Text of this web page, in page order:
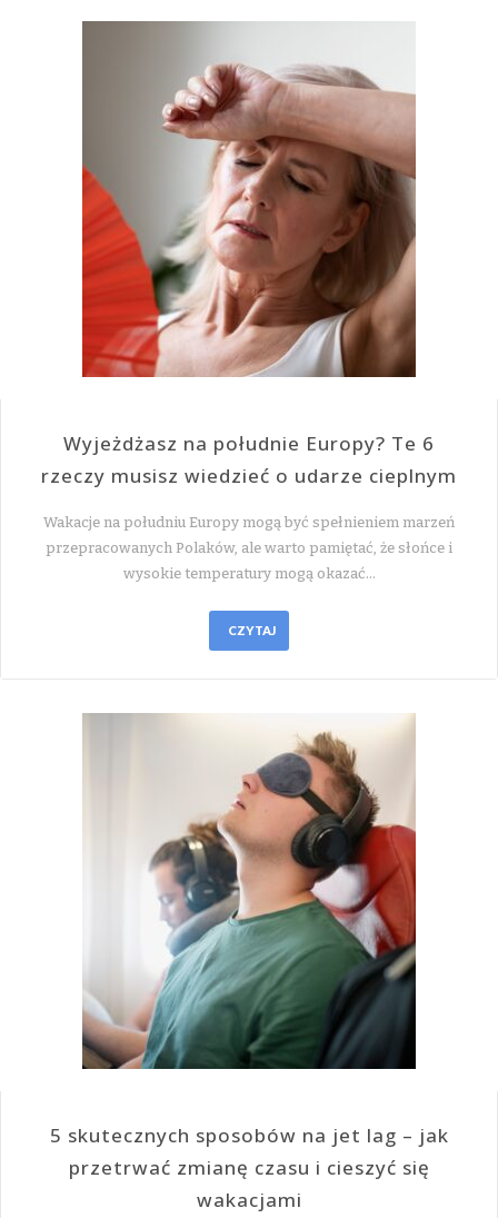
Wyjeżdżasz na południe Europy? Te 6
rzeczy musisz wiedzieć o udarze cieplnym
Wakacje na południu Europy mogą być spełnieniem marzeń
przepracowanych Polaków, ale warto pamiętać, że słońce i
wysokie temperatury mogą okazać…
CZYTAJ
5 skutecznych sposobów na jet lag – jak
przetrwać zmianę czasu i cieszyć się
wakacjami